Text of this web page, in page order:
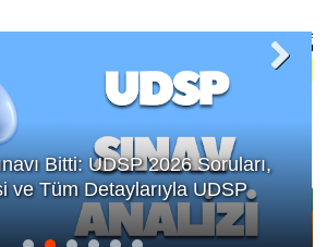
Bitti: UDSP 2026 Soruları,
ve Tüm Detaylarıyla UDSP